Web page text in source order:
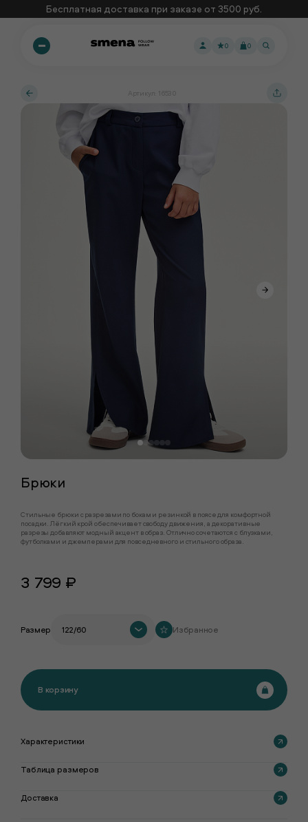
Бесплатная доставка при заказе от 3500 руб.
0
0
Артикул: 16530
Брюки
Стильные брюки с разрезами по бокам и резинкой в поясе для комфортной
посадки. Лёгкий крой обеспечивает свободу движения, а декоративные
разрезы добавляют модный акцент в образ. Отлично сочетаются с блузками,
футболками и джемперами для повседневного и стильного образа.
3 799 ₽
Размер 122/60
В корзину
Избранное
Характеристики
Таблица размеров
Доставка